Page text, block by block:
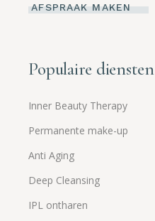
AFSPRAAK MAKEN
Populaire diensten
Inner Beauty Therapy
Permanente make-up
Anti Aging
Deep Cleansing
IPL ontharen